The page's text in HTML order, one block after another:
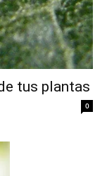
tus plantas
0